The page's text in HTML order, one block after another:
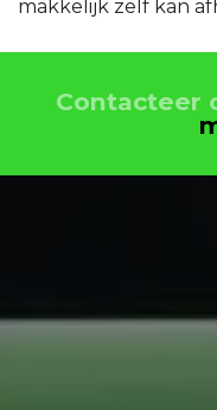
makkelijk zelf kan
Contacteer